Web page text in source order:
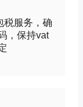
税服务，确
，保持vat